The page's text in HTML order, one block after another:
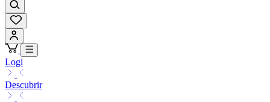
Logi
Descubrir